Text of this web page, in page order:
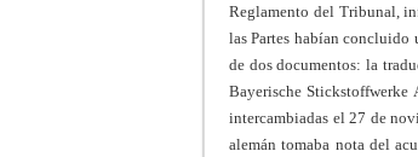
Reglamento del Tribunal,
las Partes habían concluido
de dos documentos: la
Bayerische Stickstoffwerke
intercambiadas el 27 de
alemán tomaba nota del